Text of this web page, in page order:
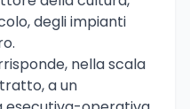
degli impianti
nella scala
a un